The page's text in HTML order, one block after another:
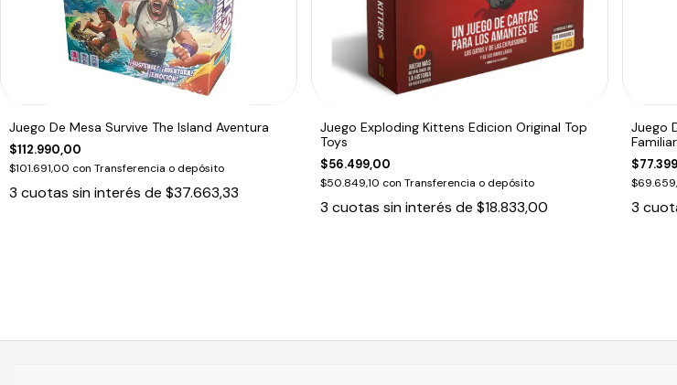
Juego De Mesa Survive The Island Aventura
$112.990,00
$101.691,00 con Transferencia o depósito
3 cuotas sin interés de $37.663,33
Juego Exploding Kittens Edicion Original Top
Toys
$56.499,00
$50.849,10 con Transferencia o depósito
3 cuotas sin interés de $18.833,00
Juego
Familiar
3